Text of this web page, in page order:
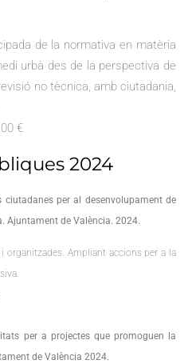
de la normativa en matèria
urbà des de la perspectiva de
no tècnica, amb ciutadania,
€
2024
per al desenvolupament de
Ajuntament de València. 2024.
i organitzades. Ampliant accions per a la
per a projectes que promoguen la
de València 2024.